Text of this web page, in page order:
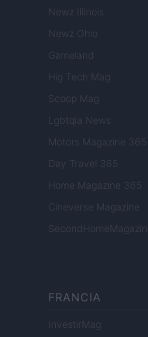
Newz Illinois
Newz Ohio
Gameland
Hig Tech Mag
Scoop Mag
Lgbtqia News
Motors Magazine 365
Day Travel 365
Home Magazine 365
Cineverse Magazine
SecondHomeMagazine
FRANCIA
InvestirMag